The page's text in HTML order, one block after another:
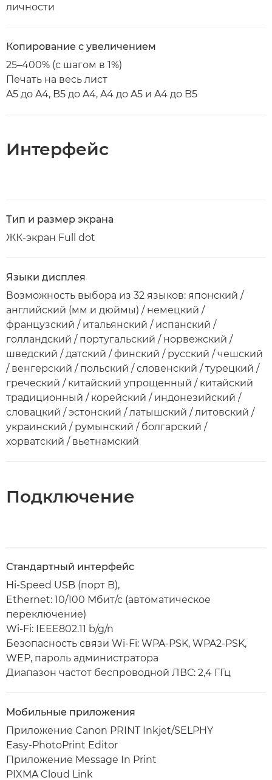
личности
Копирование с увеличением
25–400% (с шагом в 1%)
Печать на весь лист
A5 до A4, B5 до A4, A4 до A5 и A4 до B5
Интерфейс
Тип и размер экрана
ЖК-экран Full dot
Языки дисплея
Возможность выбора из 32 языков: японский /
английский (мм и дюймы) / немецкий /
французский / итальянский / испанский /
голландский / португальский / норвежский /
шведский / датский / финский / русский / чешский
/ венгерский / польский / словенский / турецкий /
греческий / китайский упрощенный / китайский
традиционный / корейский / индонезийский /
словацкий / эстонский / латышский / литовский /
украинский / румынский / болгарский /
хорватский / вьетнамский
Подключение
Стандартный интерфейс
Hi-Speed USB (порт B),
Ethernet: 10/100 Мбит/с (автоматическое
переключение)
Wi-Fi: IEEE802.11 b/g/n
Безопасность связи Wi-Fi: WPA-PSK, WPA2-PSK,
WEP, пароль администратора
Диапазон частот беспроводной ЛВС: 2,4 ГГц
Мобильные приложения
Приложение Canon PRINT Inkjet/SELPHY
Easy-PhotoPrint Editor
Приложение Message In Print
PIXMA Cloud Link